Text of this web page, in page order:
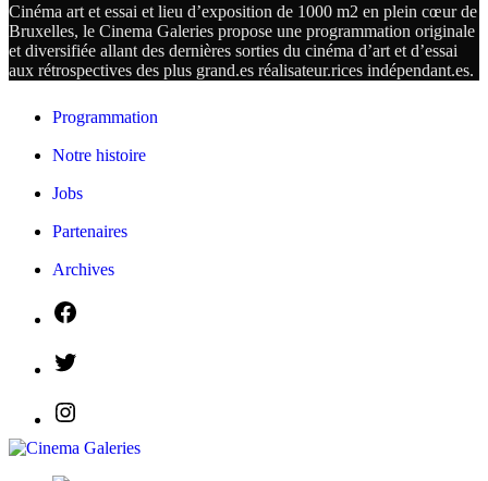
Cinéma art et essai et lieu d’exposition de 1000 m2 en plein cœur de
Bruxelles, le Cinema Galeries propose une programmation originale
et diversifiée allant des dernières sorties du cinéma d’art et d’essai
aux rétrospectives des plus grand.es réalisateur.rices indépendant.es.
Programmation
Notre histoire
Jobs
Partenaires
Archives